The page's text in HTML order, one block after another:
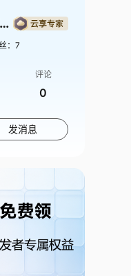
Wang
： 7
评论
0
发消息